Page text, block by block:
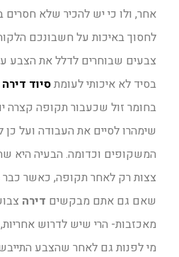
אחר, ולו כי יש להכיר שלא
לחסוך באיכות על חשבונכם
צבעים שבוחרים לדלל את הצבע
בסיד לא איכותי לעומתסיוד דירה
בחומר זול שכעבור תקופה קצרה
שימהרו לסיים את העבודה ועל כן
המשקופים וכדומה. הבעיה היא
צצות רק לאחר תקופה, כאשר כבר
שאם גם אתם מבקשים דירה
מאכזבות- הרי שיש לדרוש
מי לפנות גם לאחר שהצבע